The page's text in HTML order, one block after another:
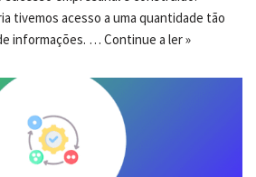
tivemos acesso a uma quantidade tão
informações. … Continue a ler »